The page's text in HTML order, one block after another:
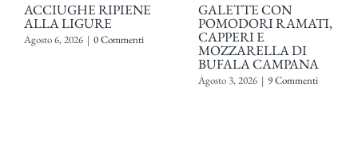
ACCIUGHE RIPIENE
ALLA LIGURE
Agosto 6, 2026 | 0 Commenti
GALETTE CON
POMODORI RAMATI,
CAPPERI E
MOZZARELLA DI
BUFALA CAMPANA
Agosto 3, 2026 | 9 Commenti